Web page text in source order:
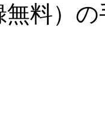
無料）